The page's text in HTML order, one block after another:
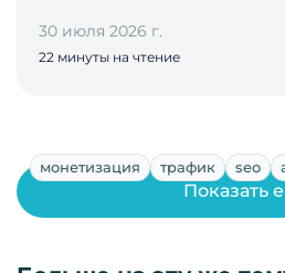
30 июля 2026 г.
22 минуты на чтение
монетизация трафик seo
Показать